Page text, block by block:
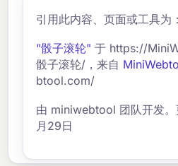
引用此内容、页面或工具为：
"骰子滚轮" 于 https://
骰子滚轮/，来自
btool.com/
由 miniwebtool 团队开发
月29日